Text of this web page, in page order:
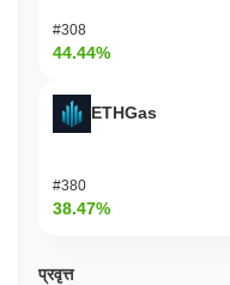
#308
44.44%
ETHGas
#380
38.47%
प्रवृत्त